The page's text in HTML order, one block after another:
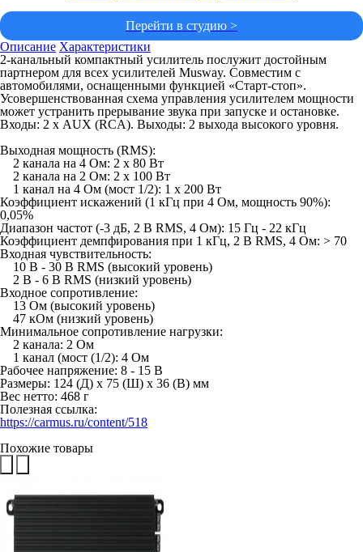
Перейти в студию >
Описание Характеристики
2-канальный компактный усилитель послужит достойным
партнером для всех усилителей Musway. Совместим с
автомобилями, оснащенными функцией «Старт-стоп».
Усовершенствованная схема управления усилителем мощности
может устранить прерывание звука при запуске и остановке.
Входы: 2 х AUX (RCA). Выходы: 2 выхода высокого уровня.
Выходная мощность (RMS):
2 канала на 4 Ом: 2 x 80 Вт
2 канала на 2 Ом: 2 x 100 Вт
1 канал на 4 Ом (мост 1/2): 1 x 200 Вт
Коэффициент искажений (1 кГц при 4 Ом, мощность 90%):
0,05%
Диапазон частот (-3 дБ, 2 В RMS, 4 Ом): 15 Гц - 22 кГц
Коэффициент демпфирования при 1 кГц, 2 В RMS, 4 Ом: > 70
Входная чувствительность:
10 В - 30 В RMS (высокий уровень)
2 В - 6 В RMS (низкий уровень)
Входное сопротивление:
13 Ом (высокий уровень)
47 кОм (низкий уровень)
Минимальное сопротивление нагрузки:
2 канала: 2 Ом
1 канал (мост (1/2): 4 Ом
Рабочее напряжение: 8 - 15 В
Размеры: 124 (Д) х 75 (Ш) х 36 (В) мм
Вес нетто: 468 г
Полезная ссылка:
https://carmus.ru/content/518
Похожие товары